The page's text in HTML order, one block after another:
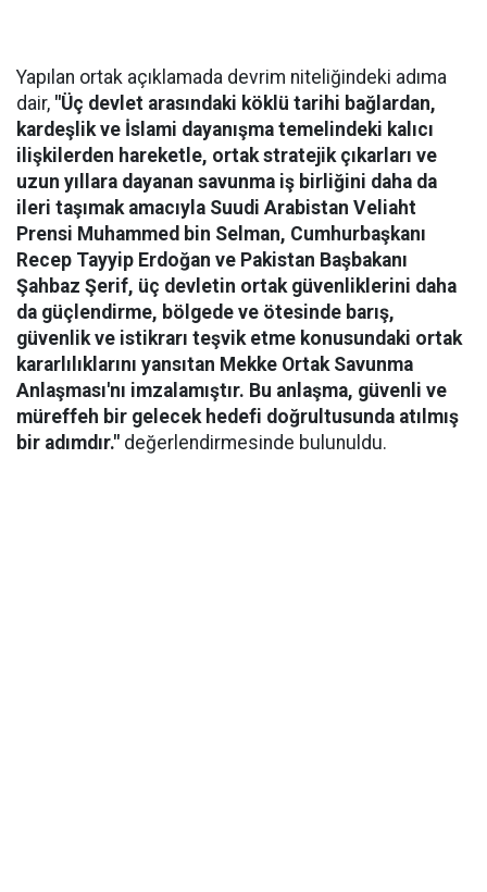
Yapılan ortak açıklamada devrim niteliğindeki adıma
dair, "Üç devlet arasındaki köklü tarihi bağlardan,
kardeşlik ve İslami dayanışma temelindeki kalıcı
ilişkilerden hareketle, ortak stratejik çıkarları ve
uzun yıllara dayanan savunma iş birliğini daha da
ileri taşımak amacıyla Suudi Arabistan Veliaht
Prensi Muhammed bin Selman, Cumhurbaşkanı
Recep Tayyip Erdoğan ve Pakistan Başbakanı
Şahbaz Şerif, üç devletin ortak güvenliklerini daha
da güçlendirme, bölgede ve ötesinde barış,
güvenlik ve istikrarı teşvik etme konusundaki ortak
kararlılıklarını yansıtan Mekke Ortak Savunma
Anlaşması'nı imzalamıştır. Bu anlaşma, güvenli ve
müreffeh bir gelecek hedefi doğrultusunda atılmış
bir adımdır." değerlendirmesinde bulunuldu.